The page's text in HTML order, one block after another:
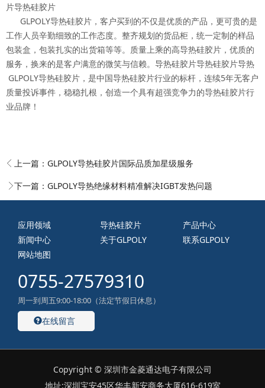
片导热硅胶片
GLPOLY导热硅胶片，客户买到的不仅是优质的产品，更可贵的是
工作人员辛勤细致的工作态度。整齐规划的货品柜，统一定制的样品
包装盒，包装扎实的出货箱等等。质量上乘的高导热硅胶片，优质的
服务，换来的是客户满意的微笑与信赖。导热硅胶片导热硅胶片导热
GLPOLY导热硅胶片，是中国导热硅胶片行业的标杆，连续5年无客户
质量投诉事件，稳稳扎根，创造一个具有超强竞争力的导热硅胶片行
业品牌！
上一篇： GLPOLY导热硅胶片国际品质加星级服务
下一篇： GLPOLY导热绝缘材料精准解决IGBT发热问题
应用领域 导热硅胶片
产品中心
新闻中心
关于GLPOLY
联系GLPOLY
网站地图
0755-27579310
周一到周五9:00-18:00（法定节假日休息）
在线留言
Copyright © 深圳市金菱通达电子有限公司
地址:深圳宝安45区华丰新安商务大厦616-619室